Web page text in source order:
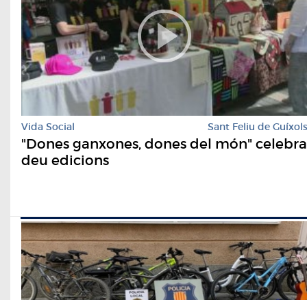
Vida Social Sant Feliu de Guíxols
"Dones ganxones, dones del món" celebra
deu edicions